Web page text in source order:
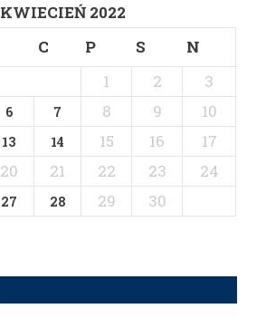
KWIECIEŃ 2022
C P S
N
1
2
3
6 7 8 9
10
13 14 15 16
17
20 21 22 23 24
27 28 29 30